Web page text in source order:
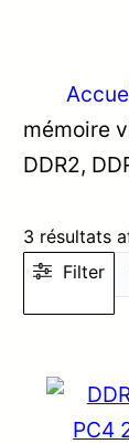
mémoire
DDR2,
3 résultats
Filter